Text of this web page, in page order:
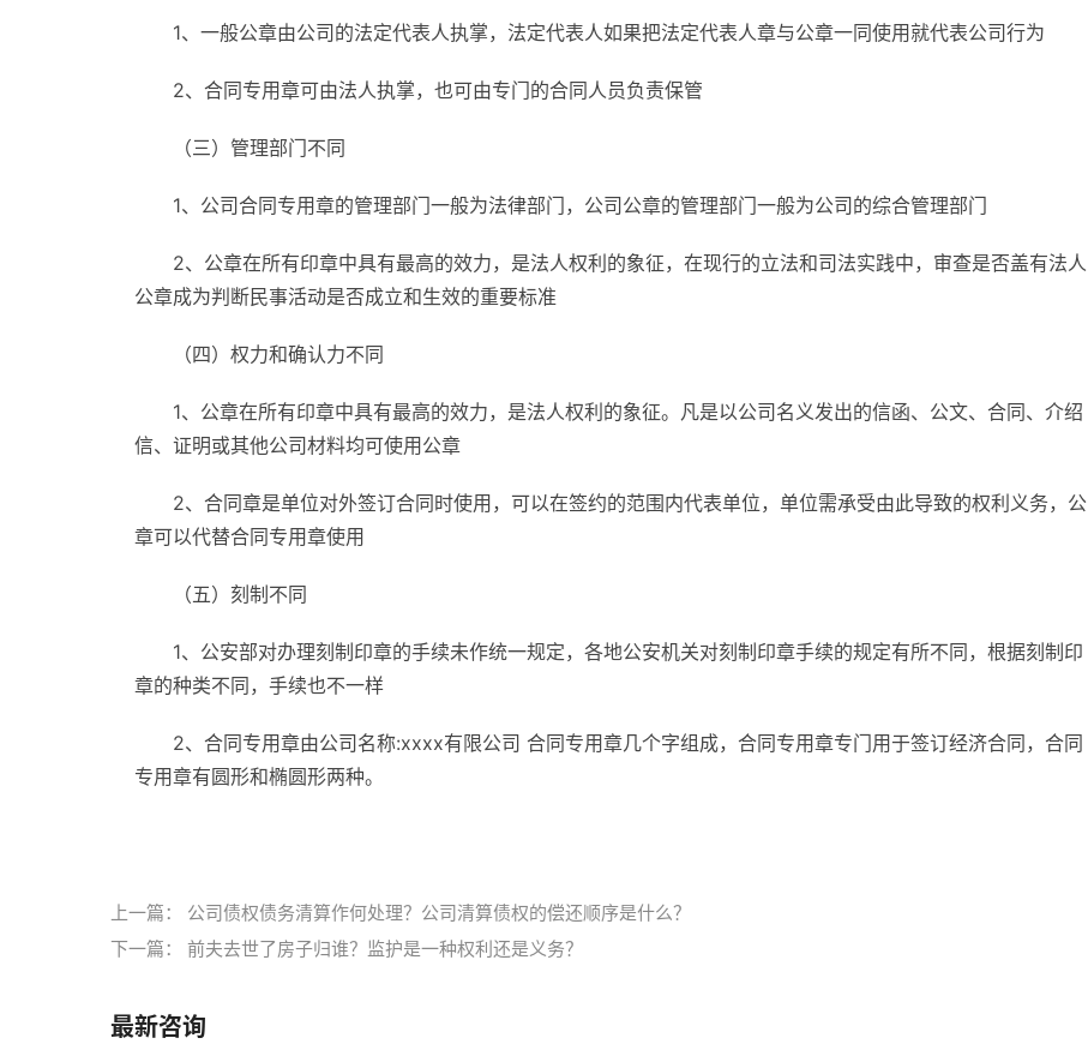
1、一般公章由公司的法定代表人执掌，法定代表人如果把法定代表人章与公章一同使用就代表公司行为
2、合同专用章可由法人执掌，也可由专门的合同人员负责保管
（三）管理部门不同
1、公司合同专用章的管理部门一般为法律部门，公司公章的管理部门一般为公司的综合管理部门
2、公章在所有印章中具有最高的效力，是法人权利的象征，在现行的立法和司法实践中，审查是否盖有法人
公章成为判断民事活动是否成立和生效的重要标准
（四）权力和确认力不同
1、公章在所有印章中具有最高的效力，是法人权利的象征。凡是以公司名义发出的信函、公文、合同、介绍
信、证明或其他公司材料均可使用公章
2、合同章是单位对外签订合同时使用，可以在签约的范围内代表单位，单位需承受由此导致的权利义务，公
章可以代替合同专用章使用
（五）刻制不同
1、公安部对办理刻制印章的手续未作统一规定，各地公安机关对刻制印章手续的规定有所不同，根据刻制印
章的种类不同，手续也不一样
2、合同专用章由公司名称:xxxx有限公司 合同专用章几个字组成，合同专用章专门用于签订经济合同，合同
专用章有圆形和椭圆形两种。
上一篇： 公司债权债务清算作何处理？公司清算债权的偿还顺序是什么？
下一篇： 前夫去世了房子归谁？监护是一种权利还是义务？
最新咨询